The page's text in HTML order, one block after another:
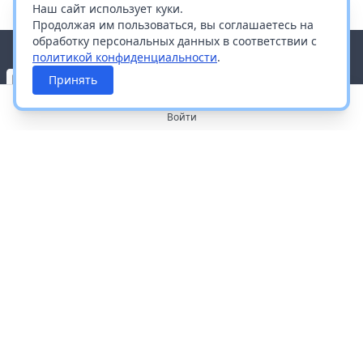
Наш сайт использует куки.
Продолжая им пользоваться, вы соглашаетесь на
обработку персональных данных в соответствии с
политикой конфиденциальности.
Принять
Войти